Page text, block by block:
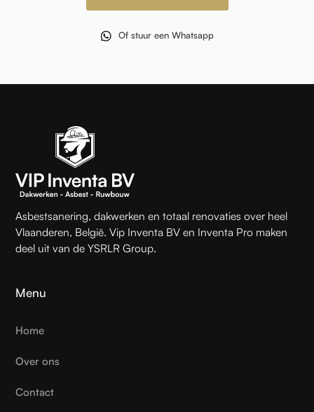
Of stuur een Whatsapp
Asbestsanering, dakwerken en totaal renovaties over heel
Vlaanderen, België. Vip Inventa BV en Inventa Pro maken
deel uit van de YSRLR Group.
Menu
Home
Over ons
Contact